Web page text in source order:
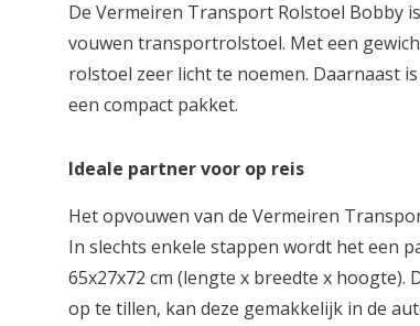
De Vermeiren Transport Rolstoel Bobby
vouwen transportrolstoel. Met een
rolstoel zeer licht te noemen. Daarnaast
een compact pakket.
Ideale partner voor op reis
Het opvouwen van de Vermeiren
In slechts enkele stappen wordt het een
65x27x72 cm (lengte x breedte x
op te tillen, kan deze gemakkelijk in de